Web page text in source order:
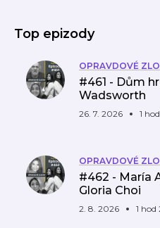
Top epizody
OPRAVDOVÉ
#461 - Dům
Wadsworth
26. 7. 2026 1
OPRAVDOVÉ
#462 - María
Gloria Choi
2. 8. 2026 1 hod